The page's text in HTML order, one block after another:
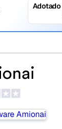
Adotado